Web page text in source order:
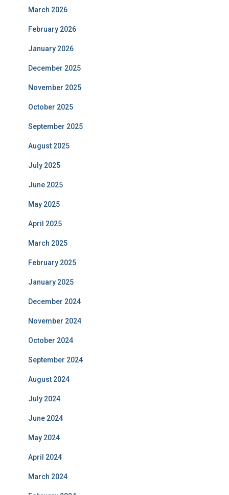
March 2026
February 2026
January 2026
December 2025
November 2025
October 2025
September 2025
August 2025
July 2025
June 2025
May 2025
April 2025
March 2025
February 2025
January 2025
December 2024
November 2024
October 2024
September 2024
August 2024
July 2024
June 2024
May 2024
April 2024
March 2024